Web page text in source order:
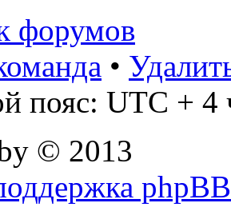
форумов
•
пояс: UTC + 4
© 2013
phpBB